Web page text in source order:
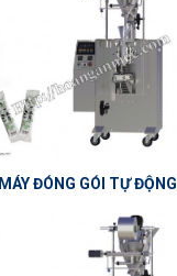
MÁY ĐÓNG GÓI TỰ ĐỘNG